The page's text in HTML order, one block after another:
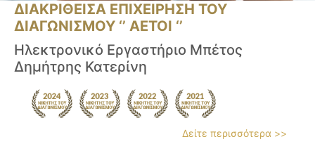
ΔΙΑΚΡΙΘΕΙΣΑ ΕΠΙΧΕΙΡΗΣΗ ΤΟΥ
ΔΙΑΓΩΝΙΣΜΟΥ ‘’ ΑΕΤΟΙ ‘’
Ηλεκτρονικό Εργαστήριο Μπέτος
Δημήτρης Κατερίνη
Δείτε περισσότερα >>